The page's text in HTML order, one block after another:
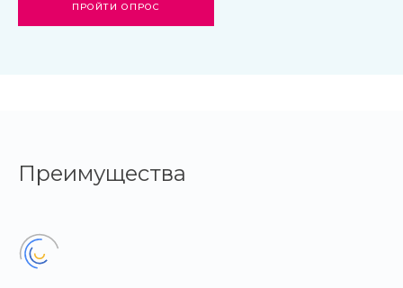
ПРОЙТИ ОПРОС
Преимущества